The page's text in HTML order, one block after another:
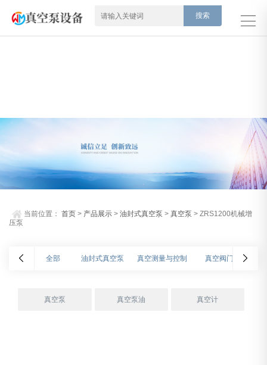
当前位置：首页 > 产品展示 >油封式真空泵 >真空泵 > ZRS1200机械增
压泵
全部 油封式真空泵 真空测量与控制 真空阀门
真空泵 真空泵油 真空计